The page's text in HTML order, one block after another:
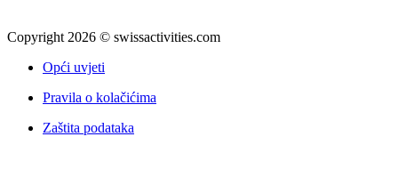
Copyright 2026 © swissactivities.com
Opći uvjeti
Pravila o kolačićima
Zaštita podataka